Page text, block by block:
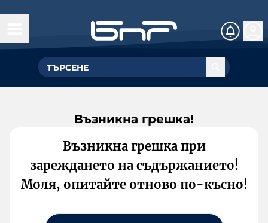
Възникна грешка!
Възникна грешка при
зареждането на съдържанието!
Моля, опитайте отново по-късно!